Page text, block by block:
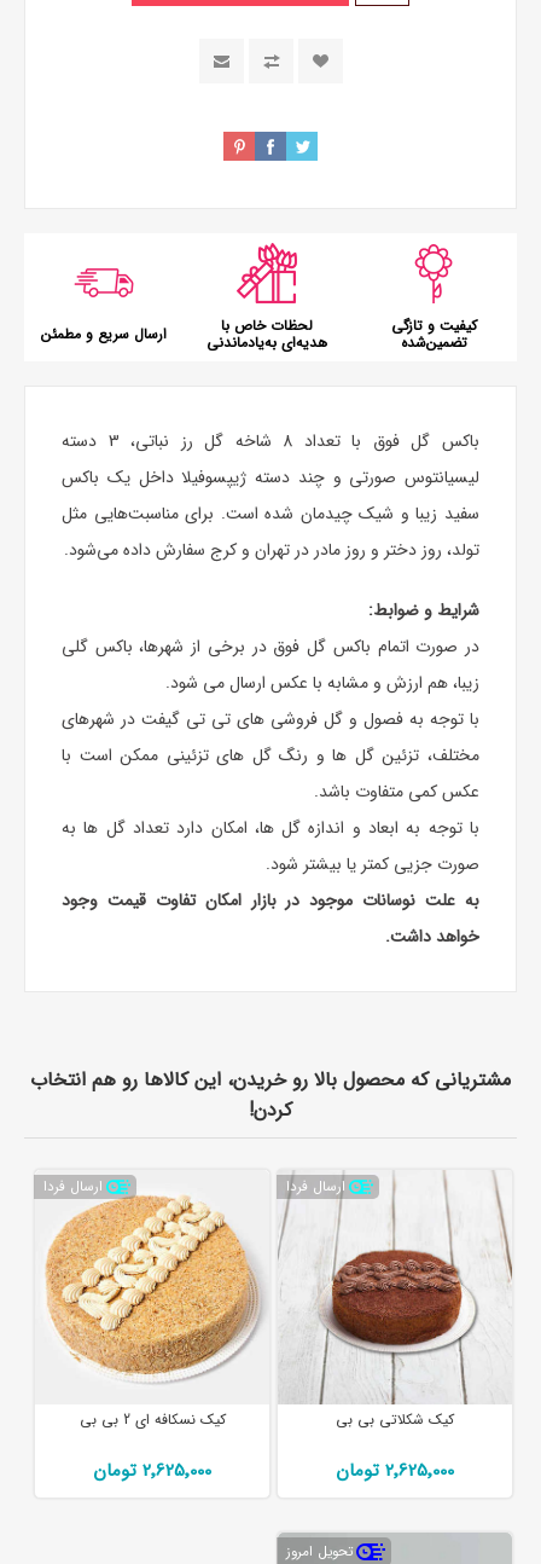
کیفیت و تازگی
تضمین‌شده
لحظات خاص با
هدیه‌ای به‌یادماندنی ارسال سریع و مطمئن
باکس گل فوق با تعداد 8 شاخه گل رز نباتی، 3 دسته
لیسیانتوس صورتی و چند دسته ژیپسوفیلا داخل یک باکس
سفید زیبا و شیک چیدمان شده است. برای مناسبت‌هایی مثل
تولد، روز دختر و روز مادر در تهران و کرج سفارش داده می‌شود.
شرایط و ضوابط:
در صورت اتمام باکس گل فوق در برخی از شهرها، باکس گلی
زیبا، هم ارزش و مشابه با عکس ارسال می شود.
با توجه به فصول و گل فروشی های تی تی گیفت در شهرهای
مختلف، تزئین گل ها و رنگ گل های تزئینی ممکن است با
عکس کمی متفاوت باشد.
با توجه به ابعاد و اندازه گل ها، امکان دارد تعداد گل ها به
صورت جزیی کمتر یا بیشتر شود.
به علت نوسانات موجود در بازار امکان تفاوت قیمت وجود
خواهد داشت.
مشتریانی که محصول بالا رو خریدن، این کالاها رو هم انتخاب
کردن!
ارسال فردا
کیک شکلاتی بی بی
2٬625٬000 تومان
ارسال فردا
کیک نسکافه ای 2 بی بی
2٬625٬000 تومان
تحویل امروز